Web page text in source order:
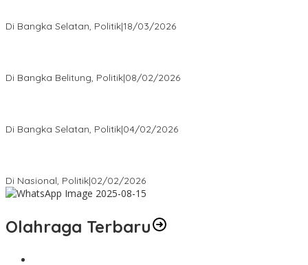
Di Bangka Selatan, Politik|18/03/2026
Di Bangka Belitung, Politik|08/02/2026
Di Bangka Selatan, Politik|04/02/2026
Di Nasional, Politik|02/02/2026
Olahraga Terbaru